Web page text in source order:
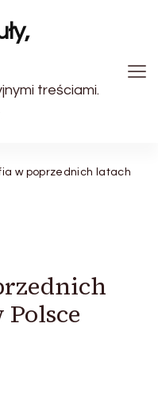
treściami.
w poprzednich latach
Polsce